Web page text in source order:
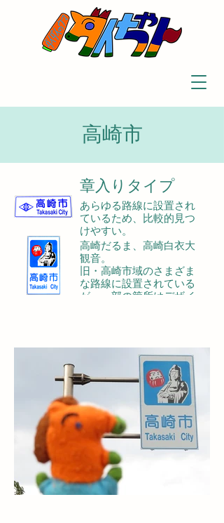
高崎市
章入りタイプ
あらゆる路線に設置され
ているため、比較的見つ
けやすい。
イラストタイプ
高崎だるま、高崎白衣大
観音。
旧・高崎市域のさまざま
な路線に設置されている
が、一部の箇所はデザイ